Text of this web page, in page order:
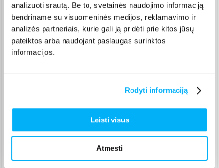
analizuoti srautą. Be to, svetainės naudojimo informaciją
bendriname su visuomeninės medijos, reklamavimo ir
analizės partneriais, kurie gali ją pridėti prie kitos jūsų
pateiktos arba naudojant paslaugas surinktos
informacijos.
Rodyti informaciją
Leisti visus
Atmesti
Venipak kurjeris (5,99 €)
Rugpjūtis 4d. - Rugpjūtis 12d.
Omniva paštomatas 2,29 €)
Pristato ir šeštadienį
Rugpjūtis 4d. - Rugpjūtis 11d.
Pristato ir šeštadienį
Rugpjūtis 4d. - Rugpjūtis 11d.
Atsiėmimas Veiverių g. 171, Kaunas (1,99 €)